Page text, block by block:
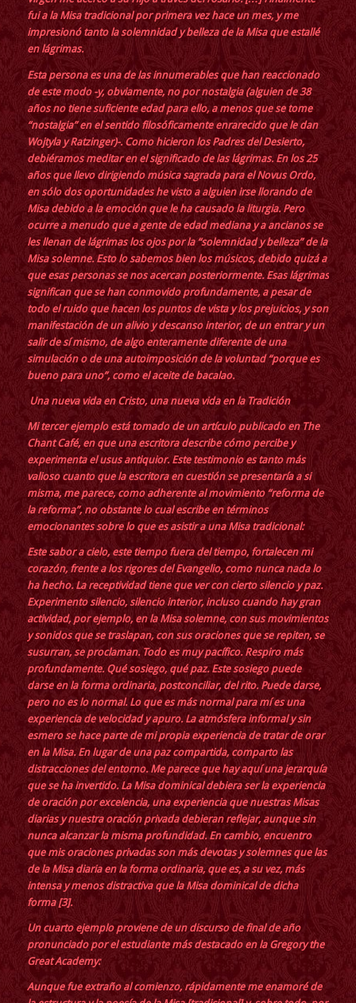
fui a la Misa tradicional por primera vez hace un mes, y me
impresionó tanto la solemnidad y belleza de la Misa que estallé
en lágrimas.
Esta persona es una de las innumerables que han reaccionado
de este modo -y, obviamente, no por nostalgia (alguien de 38
años no tiene suficiente edad para ello, a menos que se tome
“nostalgia” en el sentido filosóficamente enrarecido que le dan
Wojtyla y Ratzinger)-. Como hicieron los Padres del Desierto,
debiéramos meditar en el significado de las lágrimas. En los 25
años que llevo dirigiendo música sagrada para el Novus Ordo,
en sólo dos oportunidades he visto a alguien irse llorando de
Misa debido a la emoción que le ha causado la liturgia. Pero
ocurre a menudo que a gente de edad mediana y a ancianos se
les llenan de lágrimas los ojos por la “solemnidad y belleza” de la
Misa solemne. Esto lo sabemos bien los músicos, debido quizá a
que esas personas se nos acercan posteriormente. Esas lágrimas
significan que se han conmovido profundamente, a pesar de
todo el ruido que hacen los puntos de vista y los prejuicios, y son
manifestación de un alivio y descanso interior, de un entrar y un
salir de sí mismo, de algo enteramente diferente de una
simulación o de una autoimposición de la voluntad “porque es
bueno para uno”, como el aceite de bacalao.
Una nueva vida en Cristo, una nueva vida en la Tradición
Mi tercer ejemplo está tomado de un artículo publicado en The
Chant Café, en que una escritora describe cómo percibe y
experimenta el usus antiquior. Este testimonio es tanto más
valioso cuanto que la escritora en cuestión se presentaría a si
misma, me parece, como adherente al movimiento “reforma de
la reforma”, no obstante lo cual escribe en términos
emocionantes sobre lo que es asistir a una Misa tradicional:
Este sabor a cielo, este tiempo fuera del tiempo, fortalecen mi
corazón, frente a los rigores del Evangelio, como nunca nada lo
ha hecho. La receptividad tiene que ver con cierto silencio y paz.
Experimento silencio, silencio interior, incluso cuando hay gran
actividad, por ejemplo, en la Misa solemne, con sus movimientos
y sonidos que se traslapan, con sus oraciones que se repiten, se
susurran, se proclaman. Todo es muy pacífico. Respiro más
profundamente. Qué sosiego, qué paz. Este sosiego puede
darse en la forma ordinaria, postconciliar, del rito. Puede darse,
pero no es lo normal. Lo que es más normal para mí es una
experiencia de velocidad y apuro. La atmósfera informal y sin
esmero se hace parte de mi propia experiencia de tratar de orar
en la Misa. En lugar de una paz compartida, comparto las
distracciones del entorno. Me parece que hay aquí una jerarquía
que se ha invertido. La Misa dominical debiera ser la experiencia
de oración por excelencia, una experiencia que nuestras Misas
diarias y nuestra oración privada debieran reflejar, aunque sin
nunca alcanzar la misma profundidad. En cambio, encuentro
que mis oraciones privadas son más devotas y solemnes que las
de la Misa diaria en la forma ordinaria, que es, a su vez, más
intensa y menos distractiva que la Misa dominical de dicha
forma [3].
Un cuarto ejemplo proviene de un discurso de final de año
pronunciado por el estudiante más destacado en la Gregory the
Great Academy:
Aunque fue extraño al comienzo, rápidamente me enamoré de